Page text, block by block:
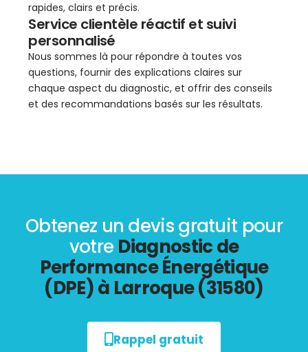
rapides, clairs et précis.
Service clientèle réactif et suivi
personnalisé
Nous sommes là pour répondre à toutes vos
questions, fournir des explications claires sur
chaque aspect du diagnostic, et offrir des conseils
et des recommandations basés sur les résultats.
Obtenez un devis gratuit pour
votre Diagnostic de
Performance Énergétique
(DPE) à Larroque (31580)
Rappel gratuit